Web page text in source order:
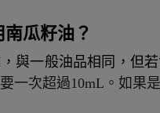
瓜籽油？
與一般油品相同，但
要一次超過10mL。如果